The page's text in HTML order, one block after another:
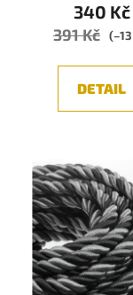
340 Kč
391 Kč
DETAIL